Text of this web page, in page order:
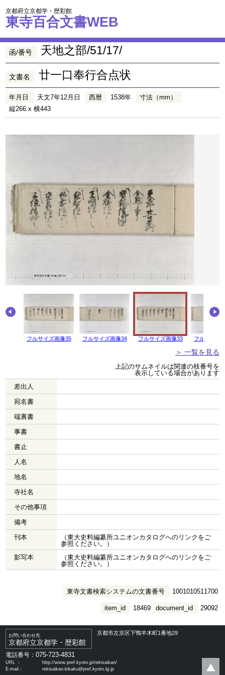
京都府立京都学・歴彩館
東寺百合文書WEB
函/番号 天地之部/51/17/
文書名 廿一口奉行合点状
年月日 天文7年12月日 西暦 1538年
寸法（mm）
縦266 x 横443
フルサイズ画像35 フルサイズ画像34 フルサイズ画像33 フルサイズ
＞ 一覧を見る
上記のサムネイルは関連の枝番号を
表示している場合があります
差出人
宛名書
端裏書
事書
書止
人名
地名
寺社名
その他事項
備考
刊本
（東大史料編纂所ユニオンカタログへのリンクをご
参照ください。）
影写本
（東大史料編纂所ユニオンカタログへのリンクをご
参照ください。）
東寺文書検索システムの文書番号 1001010511700
document_id 29092
item_id 18469
お問い合わせ先
京都府立京都学・歴彩館
京都市左京区下鴨半木町1番地29
電話番号：075-723-4831
URL ：
http://www.pref.kyoto.jp/rekisaikan/
E-mail：
rekisaikan-kikaku@pref.kyoto.lg.jp